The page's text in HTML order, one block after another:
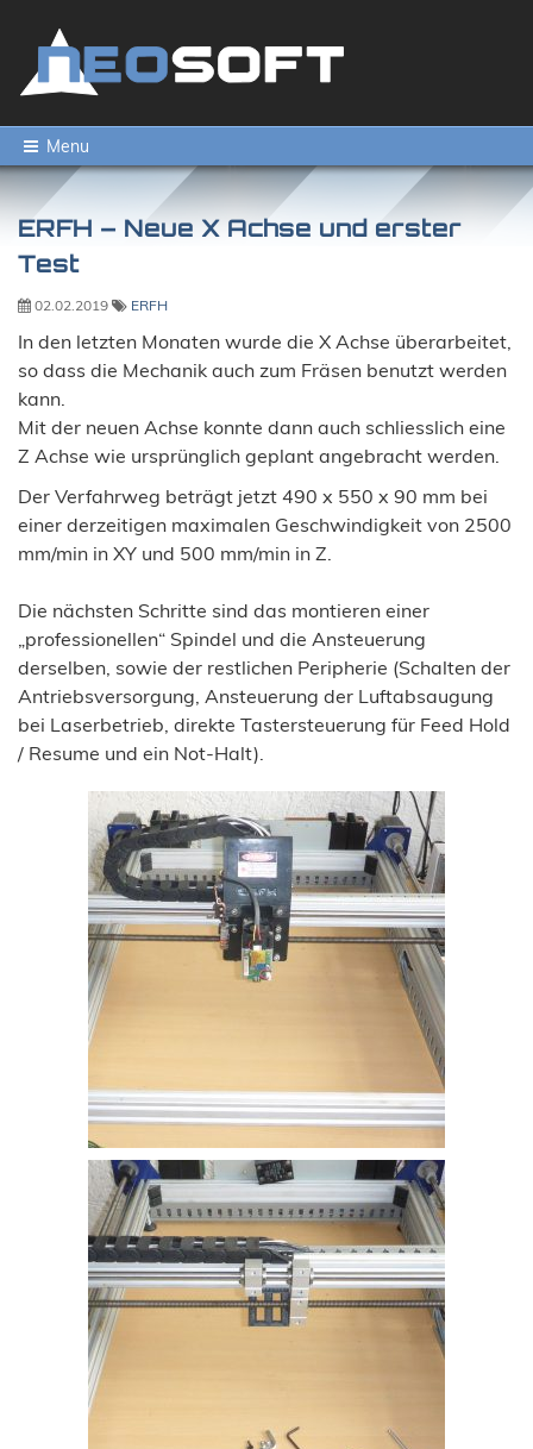
Menu
ERFH – Neue X Achse und erster
Test
02.02.2019 ERFH
In den letzten Monaten wurde die X Achse überarbeitet,
so dass die Mechanik auch zum Fräsen benutzt werden
kann.
Mit der neuen Achse konnte dann auch schliesslich eine
Z Achse wie ursprünglich geplant angebracht werden.
Der Verfahrweg beträgt jetzt 490 x 550 x 90 mm bei
einer derzeitigen maximalen Geschwindigkeit von 2500
mm/min in XY und 500 mm/min in Z.
Die nächsten Schritte sind das montieren einer
„professionellen“ Spindel und die Ansteuerung
derselben, sowie der restlichen Peripherie (Schalten der
Antriebsversorgung, Ansteuerung der Luftabsaugung
bei Laserbetrieb, direkte Tastersteuerung für Feed Hold
/ Resume und ein Not-Halt).